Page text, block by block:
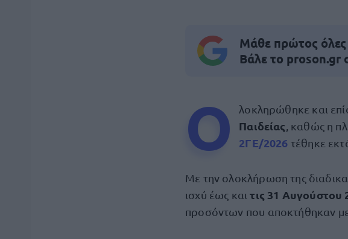
Μάθε πρώτος όλες
Βάλε το proson.gr
Ο λοκληρώθηκε και
Παιδείας , καθώς η
2ΓΕ/2026 τέθηκε
Με την ολοκλήρωση της
ισχύ έως καιτις 31 Αυγούστου
προσόντων που αποκτήθηκαν